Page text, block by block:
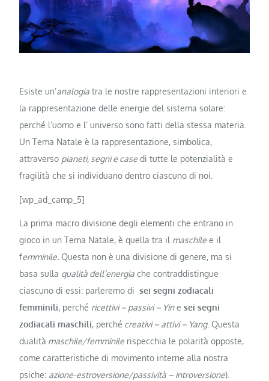
Esiste un’analogia tra le nostre rappresentazioni interiori e
la rappresentazione delle energie del sistema solare:
perché l’uomo e l’ universo sono fatti della stessa materia.
Un Tema Natale è la rappresentazione, simbolica,
attraverso pianeti, segni e case di tutte le potenzialità e
fragilità che si individuano dentro ciascuno di noi.
[wp_ad_camp_5]
La prima macro divisione degli elementi che entrano in
gioco in un Tema Natale, è quella tra il maschile e il
femminile. Questa non è una divisione di genere, ma si
basa sulla qualità dell’energia che contraddistingue
ciascuno di essi: parleremo disei segni zodiacali
femminili, perché ricettivi – passivi – Yinesei segni
zodiacali maschili, perché creativi – attivi – Yang. Questa
dualità maschile/femminile rispecchia le polarità opposte,
come caratteristiche di movimento interne alla nostra
psiche: azione-estroversione/passività – introversione).